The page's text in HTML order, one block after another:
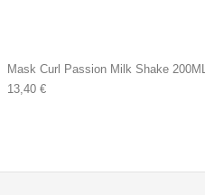
Mask Curl Passion Milk Shake
13,40 €